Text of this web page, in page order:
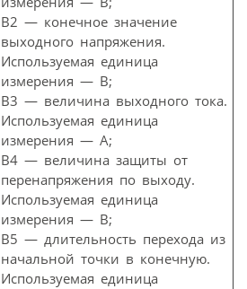
B2 — конечное значение
выходного напряжения.
Используемая единица
измерения — В;
В3 — величина выходного тока.
Используемая единица
измерения — А;
В4 — величина защиты от
перенапряжения по выходу.
Используемая единица
измерения — В;
В5 — длительность перехода из
начальной точки в конечную.
Используемая единица